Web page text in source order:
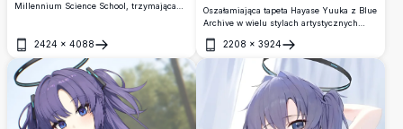
Millennium Science School, trzymająca
aureolą i turkusową kurtką w
4K.
2424 × 4088
Otwórz
Oszałamiająca tapeta Hayase Yuuka z Blue
Archive w wielu stylach artystycznych
prezentujący kultowy wygląd Yuuki z
japońskim tekstem i stylową typografią.
Idealne dla fanów.
2208 × 3924
Otwórz